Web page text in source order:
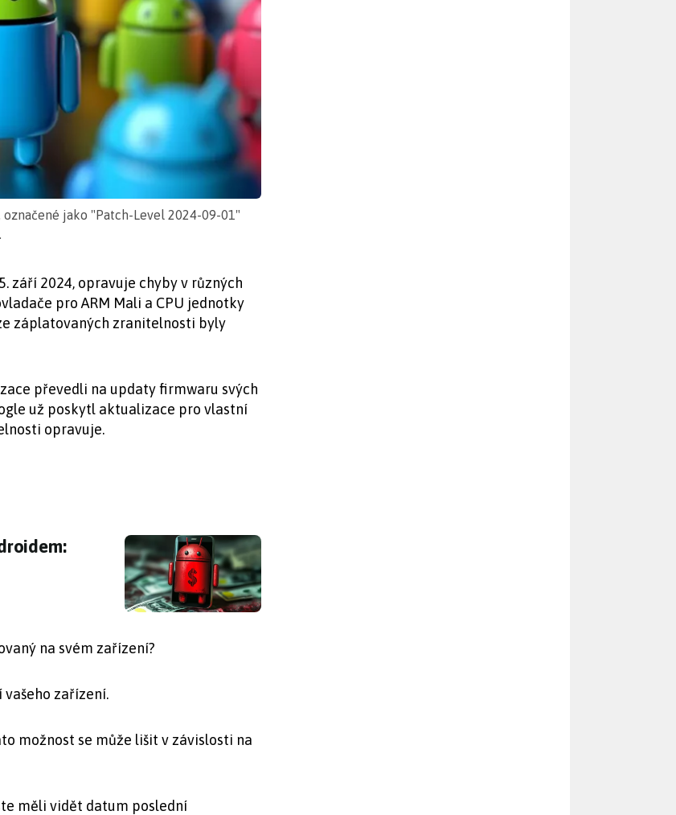
jako "Patch-Level 2024-09-01"
září 2024, opravuje chyby v různých
pro ARM Mali a CPU jednotky
záplatovaných zranitelnosti byly
převedli na updaty firmwaru svých
už poskytl aktualizace pro vlastní
opravuje.
nemáte některé v mobilu i vy?
na svém zařízení?
zařízení.
možnost se může lišit v závislosti na
měli vidět datum poslední